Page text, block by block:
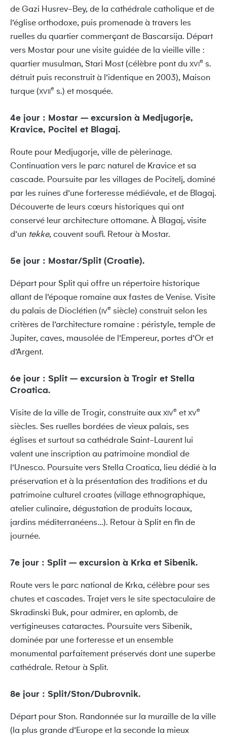
de Gazi Husrev-Bey, de la cathédrale catholique et de
l’église orthodoxe, puis promenade à travers les
ruelles du quartier commerçant de Bascarsija. Départ
vers Mostar pour une visite guidée de la vieille ville :
quartier musulman, Stari Most (célèbre pont du XVIe s.
détruit puis reconstruit à l’identique en 2003), Maison
turque (XVIIe s.) et mosquée.
4e jour : Mostar – excursion à Medjugorje,
Kravice, Pocitel et Blagaj.
Route pour Medjugorje, ville de pèlerinage.
Continuation vers le parc naturel de Kravice et sa
cascade. Poursuite par les villages de Pocitelj, dominé
par les ruines d’une forteresse médiévale, et de Blagaj.
Découverte de leurs cœurs historiques qui ont
conservé leur architecture ottomane. À Blagaj, visite
d’un tekke, couvent soufi. Retour à Mostar.
5e jour : Mostar/Split (Croatie).
Départ pour Split qui offre un répertoire historique
allant de l’époque romaine aux fastes de Venise. Visite
du palais de Dioclétien (IVe siècle) construit selon les
critères de l’architecture romaine : péristyle, temple de
Jupiter, caves, mausolée de l’Empereur, portes d’Or et
d’Argent.
6e jour : Split – excursion à Trogir et Stella
Croatica.
Visite de la ville de Trogir, construite aux XIVe et XVe
siècles. Ses ruelles bordées de vieux palais, ses
églises et surtout sa cathédrale Saint-Laurent lui
valent une inscription au patrimoine mondial de
l’Unesco. Poursuite vers Stella Croatica, lieu dédié à la
préservation et à la présentation des traditions et du
patrimoine culturel croates (village ethnographique,
atelier culinaire, dégustation de produits locaux,
jardins méditerranéens…). Retour à Split en fin de
journée.
7e jour : Split – excursion à Krka et Sibenik.
Route vers le parc national de Krka, célèbre pour ses
chutes et cascades. Trajet vers le site spectaculaire de
Skradinski Buk, pour admirer, en aplomb, de
vertigineuses cataractes. Poursuite vers Sibenik,
dominée par une forteresse et un ensemble
monumental parfaitement préservés dont une superbe
cathédrale. Retour à Split.
8e jour : Split/Ston/Dubrovnik.
Départ pour Ston. Randonnée sur la muraille de la ville
(la plus grande d’Europe et la seconde la mieux